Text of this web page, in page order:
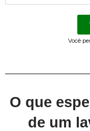
Você
O que
de um